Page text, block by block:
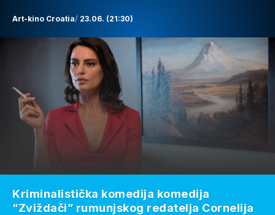
Art-kino Croatia 23.06. (21:30)
Kriminalistička komedija komedija
“Zviždači” rumunjskog redatelja Cornelija